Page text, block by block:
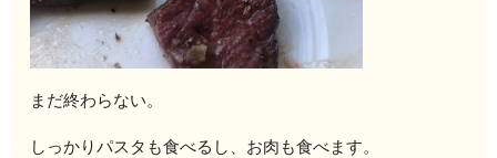
まだ終わらない。
しっかりパスタも食べるし、お肉も食べます。